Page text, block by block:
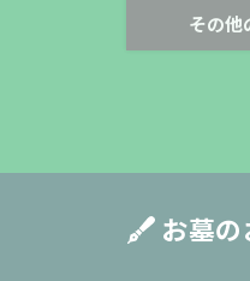
その他
お墓